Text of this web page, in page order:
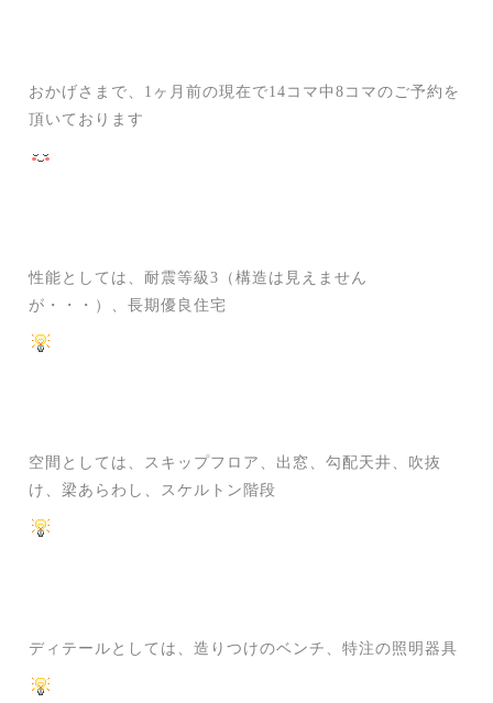
おかげさまで、1ヶ月前の現在で14コマ中8コマのご予約を
頂いております
性能としては、耐震等級3（構造は見えません
が・・・）、長期優良住宅
空間としては、スキップフロア、出窓、勾配天井、吹抜
け、梁あらわし、スケルトン階段
ディテールとしては、造りつけのベンチ、特注の照明器具